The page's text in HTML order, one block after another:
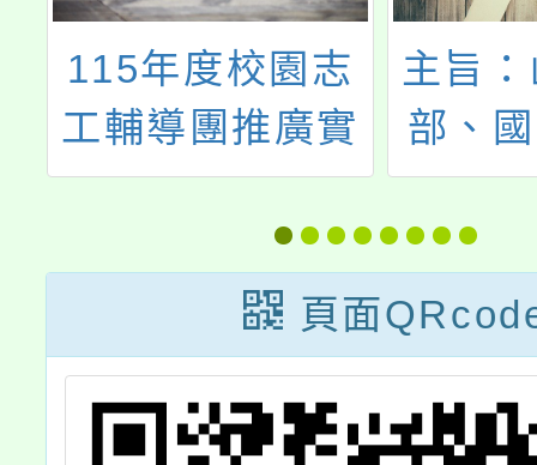
115年度校園志
工輔導團推廣實
施計畫，志工培
訓－「生命繪本
動起來」及「玩
具醫生」研習
主旨
部、
年「
育南
活動
份，
頁面